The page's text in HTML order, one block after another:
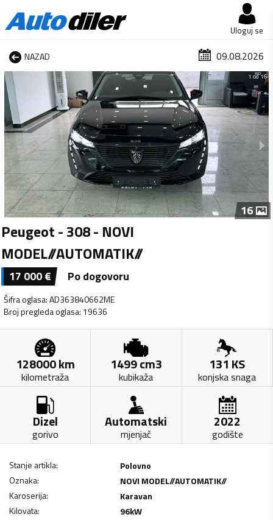
Uloguj se
NAZAD 09.08.2026
1 od 16
16
Peugeot - 308 - NOVI
MODEL//AUTOMATIK//
17 000€ Po dogovoru
Šifra oglasa:AD363840662ME
Broj pregleda oglasa: 19636
128000km
kilometraža
1499cm3
kubikaža
131 KS
konjska snaga
Dizel
gorivo
Automatski
mjenjač
2022
godište
Stanje artikla:
Polovno
Oznaka:
NOVI MODEL//AUTOMATIK//
Karoserija:
Karavan
Kilovata: 96kW